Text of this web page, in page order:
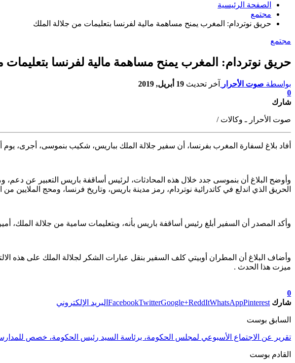
الصفحة الرئيسية
مجتمع
حريق نوتردام: المغرب يمنح مساهمة مالية لفرنسا بتعليمات من جلالة الملك
مجتمع
حريق نوتردام: المغرب يمنح مساهمة مالية لفرنسا بتعليمات
بواسطة صوت الأحرار آخر تحديث 19 أبريل, 2019
0
شارك
صوت الأحرار ـ وكالات /
أفاد بلاغ لسفارة المغرب بفرنسا، أن سفير جلالة الملك بباريس، شكيب بنموسى، أجرى، يوم
وأوضح البلاغ أن بنموسى جدد خلال هذه المحادثات، لرئيس أساقفة باريس التعبير عن دعم،
الحريق الذي اندلع في كاتدرائية نوتردام، رمز مدينة باريس، وتاريخ فرنسا، ومحج الملايين من
وأكد المصدر أن السفير أبلغ رئيس أساقفة باريس بأنه، وبتعليمات سامية من جلالة الملك،
وأضاف البلاغ أن المطران أوبيتي كلف السفير بنقل عبارات الشكر لجلالة الملك على هذه
ميزت هذا الحدث .
0
شارك
FacebookTwitterGoogle+ReddItWhatsAppPinterest البريد الإلكتروني
السابق بوست
تقرير عن الاجتماع الأسبوعي لمجلس الحكومة، برئاسة السيد رئيس الحكومة، خصص
القادم بوست